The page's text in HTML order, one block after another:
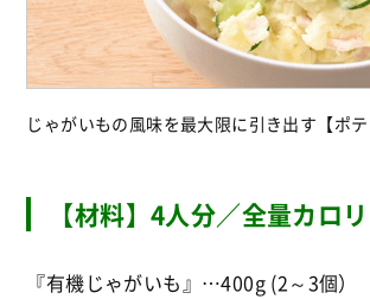
じゃがいもの風味を最大限に引き出す【ポテ
【材料】4人分／全量カロ
『有機じゃがいも』…400g (2～3個）